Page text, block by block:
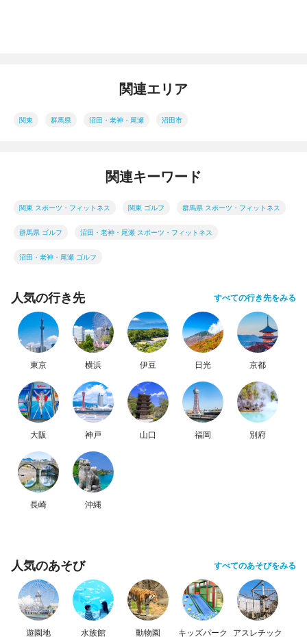
関連エリア
関東 群馬県 沼田・老神・尾瀬 沼田市
関連キーワード
関東 スポーツ・フィットネス 関東 ゴルフ 群馬県 スポーツ・フィットネス
群馬県 ゴルフ 沼田・老神・尾瀬 スポーツ・フィットネス
沼田・老神・尾瀬 ゴルフ
人気の行き先 すべての行き先をみる
東京 横浜 伊豆 日光 京都
大阪 神戸 山口 福岡 別府
長崎 沖縄
人気のあそび すべてのあそびをみる
遊園地 水族館 動物園 キッズパーク アスレチック